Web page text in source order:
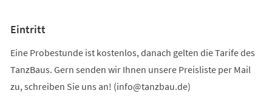
Eintritt
Eine Probestunde ist kostenlos, danach gelten die Tarife des
TanzBaus. Gern senden wir Ihnen unsere Preisliste per Mail
zu, schreiben Sie uns an! (info@tanzbau.de)